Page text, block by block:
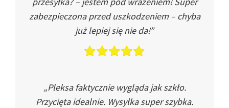
zabezpieczona przed uszkodzeniem – chyba
już lepiej się nie da!”
„Pleksa faktycznie wygląda jak szkło.
Przycięta idealnie. Wysyłka super szybka.